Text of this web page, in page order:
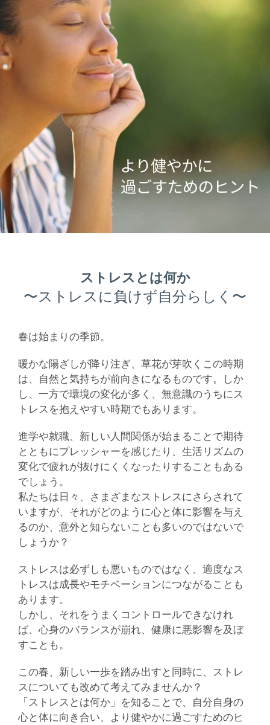
ストレスとは何か
〜ストレスに負けず自分らしく〜
春は始まりの季節。
暖かな陽ざしが降り注ぎ、草花が芽吹くこの時期
は、自然と気持ちが前向きになるものです。しか
し、一方で環境の変化が多く、無意識のうちにス
トレスを抱えやすい時期でもあります。
進学や就職、新しい人間関係が始まることで期待
とともにプレッシャーを感じたり、生活リズムの
変化で疲れが抜けにくくなったりすることもある
でしょう。
私たちは日々、さまざまなストレスにさらされて
いますが、それがどのように心と体に影響を与え
るのか、意外と知らないことも多いのではないで
しょうか？
ストレスは必ずしも悪いものではなく、適度なス
トレスは成長やモチベーションにつながることも
あります。
しかし、それをうまくコントロールできなけれ
ば、心身のバランスが崩れ、健康に悪影響を及ぼ
すことも。
この春、新しい一歩を踏み出すと同時に、ストレ
スについても改めて考えてみませんか？
「ストレスとは何か」を知ることで、自分自身の
心と体に向き合い、より健やかに過ごすためのヒ